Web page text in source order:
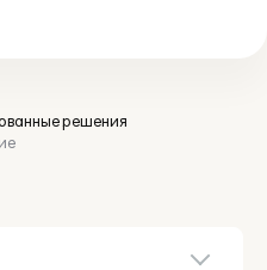
решения